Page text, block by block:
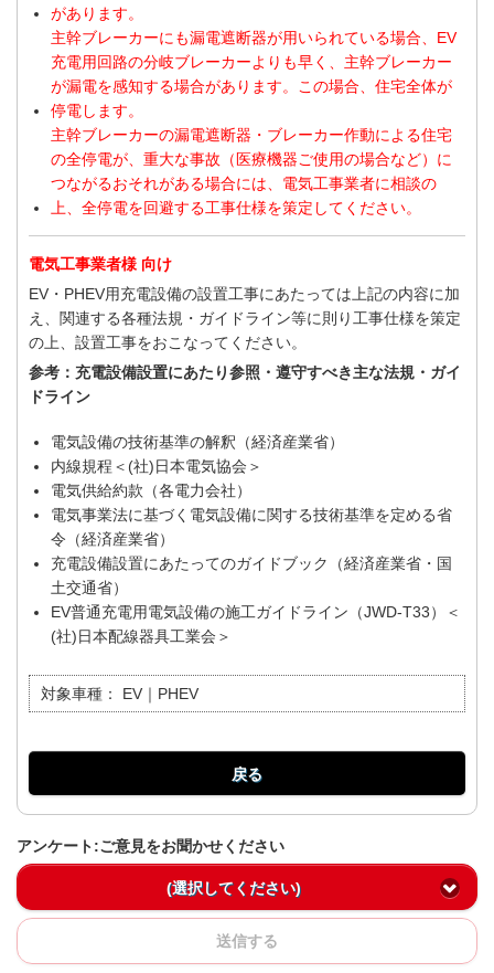
があります。
主幹ブレーカーにも漏電遮断器が用いられている場合、EV
充電用回路の分岐ブレーカーよりも早く、主幹ブレーカー
が漏電を感知する場合があります。この場合、住宅全体が
停電します。
主幹ブレーカーの漏電遮断器・ブレーカー作動による住宅
の全停電が、重大な事故（医療機器ご使用の場合など）に
つながるおそれがある場合には、電気工事業者に相談の
上、全停電を回避する工事仕様を策定してください。
電気工事業者様 向け
EV・PHEV用充電設備の設置工事にあたっては上記の内容に加
え、関連する各種法規・ガイドライン等に則り工事仕様を策定
の上、設置工事をおこなってください。
参考：充電設備設置にあたり参照・遵守すべき主な法規・ガイ
ドライン
電気設備の技術基準の解釈（経済産業省）
内線規程＜(社)日本電気協会＞
電気供給約款（各電力会社）
電気事業法に基づく電気設備に関する技術基準を定める省
令（経済産業省）
充電設備設置にあたってのガイドブック（経済産業省・国
土交通省）
EV普通充電用電気設備の施工ガイドライン（JWD‐T33）＜
(社)日本配線器具工業会＞
対象車種： EV｜PHEV
戻る
アンケート:ご意見をお聞かせください
(選択してください)
送信する